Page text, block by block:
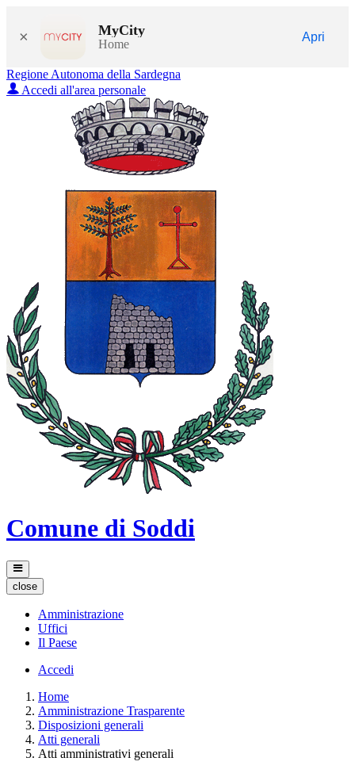
× MyCity
Home
Apri
Regione Autonoma della Sardegna
Accedi all'area personale
Comune di Soddi
close
Amministrazione
Uffici
Il Paese
Accedi
Home
Amministrazione Trasparente
Disposizioni generali
Atti generali
Atti amministrativi generali